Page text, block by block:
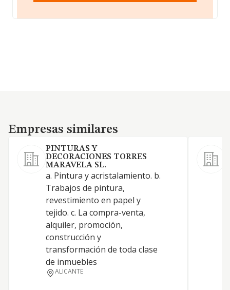
Empresas similares
Empresas similares
PINTURAS Y
DECORACIONES TORRES
MARAVELA SL.
a. Pintura y acristalamiento. b.
Trabajos de pintura,
revestimiento en papel y
tejido. c. La compra-venta,
alquiler, promoción,
construcción y
transformación de toda clase
de inmuebles
ALICANTE